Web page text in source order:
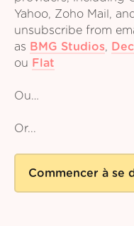
Yahoo, Zoho Mail,
unsubscribe from
as BMG Studios,
ou Flat
Ou…
Or...
Commencer à se